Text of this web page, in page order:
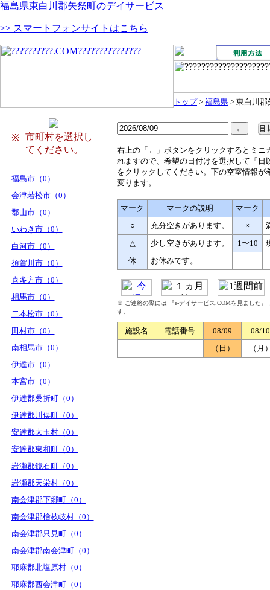
福島県東白川郡矢祭町のデイサービス
>> スマートフォンサイトはこちら
トップ> 福島県 > 東白川郡
※
市町村を選択し
てください。
福島市（0）
会津若松市（0）
郡山市（0）
いわき市（0）
白河市（0）
須賀川市（0）
喜多方市（0）
相馬市（0）
二本松市（0）
田村市（0）
南相馬市（0）
伊達市（0）
本宮市（0）
伊達郡桑折町（0）
伊達郡川俣町（0）
安達郡大玉村（0）
安達郡東和町（0）
岩瀬郡鏡石町（0）
岩瀬郡天栄村（0）
南会津郡下郷町（0）
南会津郡檜枝岐村（0）
南会津郡只見町（0）
南会津郡南会津町（0）
耶麻郡北塩原村（0）
耶麻郡西会津町（0）
右上の「←」ボタンをクリックするとミニ
れますので、希望の日付けを選択して「日
をクリックしてください。下の空室情報が
変ります。
マーク マークの説明
マーク
○
充分空きがあります。 ×
△
少し空きがあります。 1〜10
休
お休みです。
※ ご連絡の際には 『e-デイサービス.COMを見ました
す。
施設名 電話番号 08/09
08/10
（日）
（月